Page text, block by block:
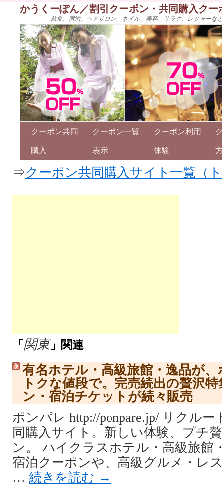
かうくーぽん／割引クーポン・共同購入ク
飲食、宿泊、ヘアサロン、ネイル、美容、リラク、レジャー
クーポン共同
購入
クーポン一覧
表示
クーポン利用
体験
⇒クーポン共同購入サイト一覧（
「 関東」関連
有名ホテル・高級旅館・逸品が
トクな値段で。完売続出の贅沢
ン・宿泊チケットが続々販売
ポンパレ http://ponpare.jp/ リクル
同購入サイト。新しい体験、プチ
ン。 ハイクラスホテル・高級旅館
宿泊クーポンや、高級グルメ・レ
… 続きを読む →